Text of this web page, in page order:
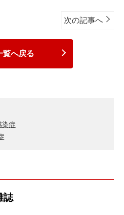
次の記事へ
覧へ戻る
染症
誌